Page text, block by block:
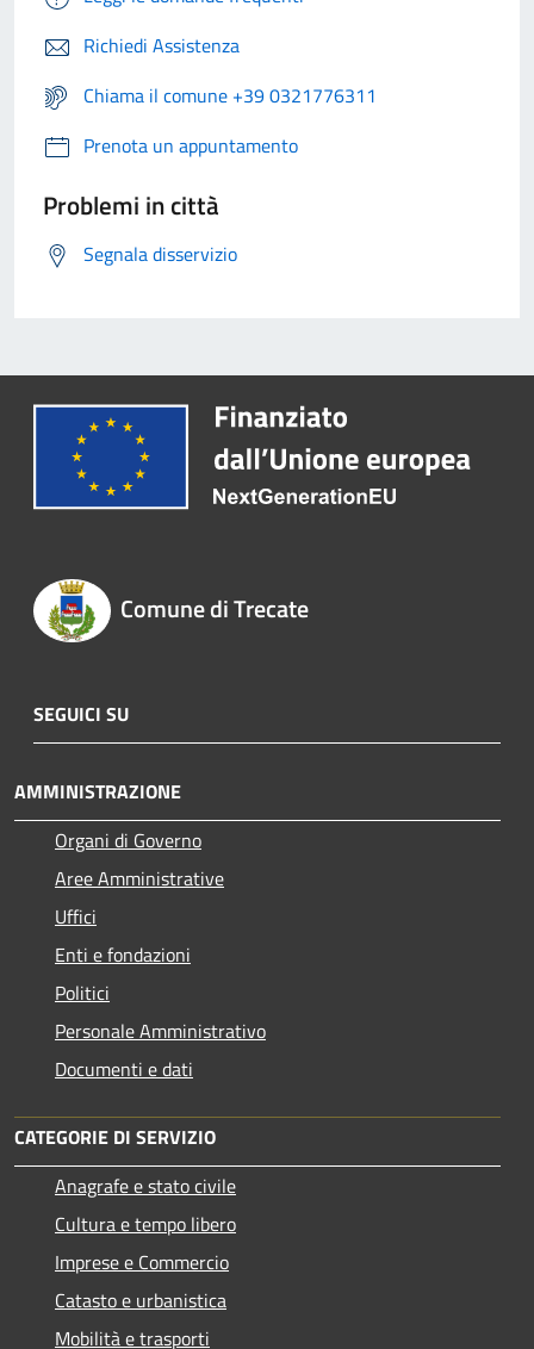
Richiedi Assistenza
Chiama il comune +39 0321776311
Prenota un appuntamento
Problemi in città
Segnala disservizio
Comune di Trecate
SEGUICI SU
AMMINISTRAZIONE
Organi di Governo
Aree Amministrative
Uffici
Enti e fondazioni
Politici
Personale Amministrativo
Documenti e dati
CATEGORIE DI SERVIZIO
Anagrafe e stato civile
Cultura e tempo libero
Imprese e Commercio
Catasto e urbanistica
Mobilità e trasporti